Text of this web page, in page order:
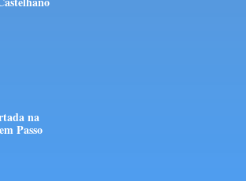
na
Passo